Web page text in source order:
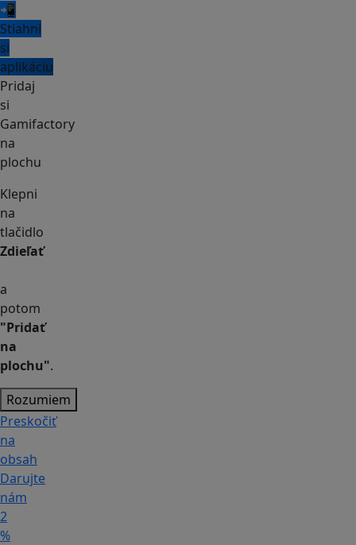
📲
Stiahni
si
aplikáciu
Pridaj
si
Gamifactory
na
plochu
Klepni
na
tlačidlo
Zdieľať
a
potom
"Pridať
na
plochu".
Rozumiem
Preskočiť
na
obsah
Darujte
nám
2
%